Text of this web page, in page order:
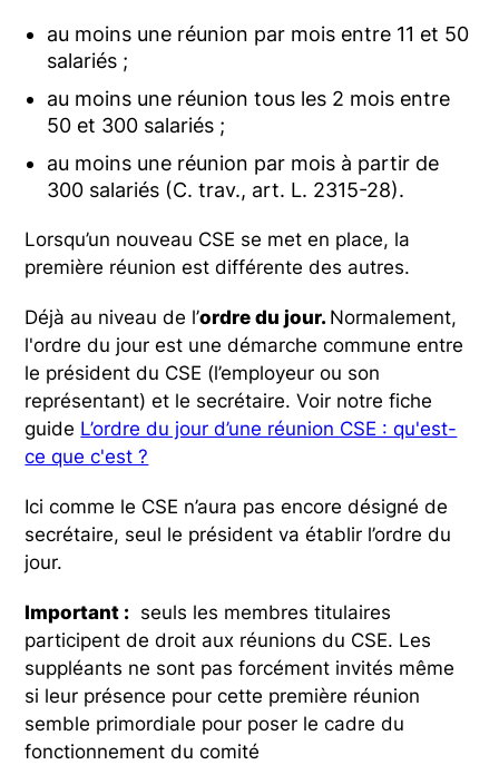
au moins une réunion par mois entre 11 et 50
salariés ;
au moins une réunion tous les 2 mois entre
50 et 300 salariés ;
au moins une réunion par mois à partir de
300 salariés (C. trav., art. L. 2315-28).
Lorsqu’un nouveau CSE se met en place, la
première réunion est différente des autres.
Déjà au niveau de l’ordre du jour. Normalement,
l'ordre du jour est une démarche commune entre
le président du CSE (l’employeur ou son
représentant) et le secrétaire. Voir notre fiche
guide L’ordre du jour d’une réunion CSE : qu'est-
ce que c'est ?
Ici comme le CSE n’aura pas encore désigné de
secrétaire, seul le président va établir l’ordre du
jour.
Important : seuls les membres titulaires
participent de droit aux réunions du CSE. Les
suppléants ne sont pas forcément invités même
si leur présence pour cette première réunion
semble primordiale pour poser le cadre du
fonctionnement du comité